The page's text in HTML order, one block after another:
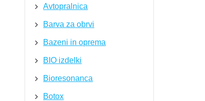
Avtopralnica
Barva za obrvi
Bazeni in oprema
BIO izdelki
Bioresonanca
Botox